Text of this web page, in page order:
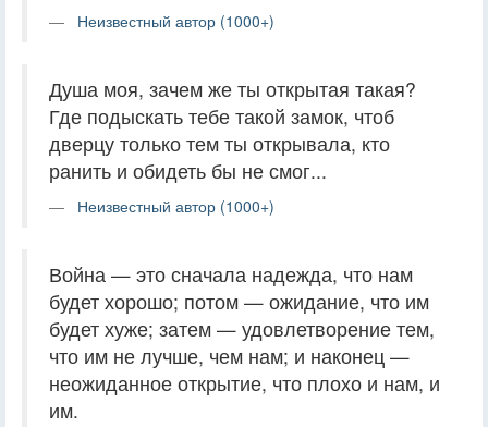
Неизвестный автор (1000+)
Душа моя, зачем же ты открытая такая?
Где подыскать тебе такой замок, чтоб
дверцу только тем ты открывала, кто
ранить и обидеть бы не смог...
Неизвестный автор (1000+)
Война — это сначала надежда, что нам
будет хорошо; потом — ожидание, что им
будет хуже; затем — удовлетворение тем,
что им не лучше, чем нам; и наконец —
неожиданное открытие, что плохо и нам, и
им.